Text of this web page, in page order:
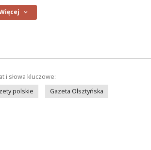
i słowa kluczowe:
polskie
Gazeta Olsztyńska